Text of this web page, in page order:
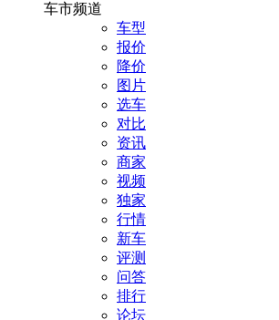
车市频道
车型
报价
降价
图片
选车
对比
资讯
商家
视频
独家
行情
新车
评测
问答
排行
论坛